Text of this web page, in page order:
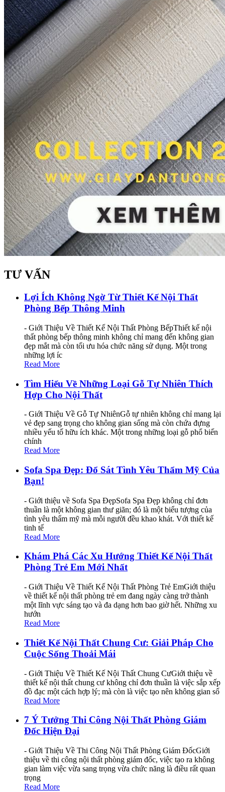
TƯ VẤN
Lợi Ích Không Ngờ Từ Thiết Kế Nội Thất
Phòng Bếp Thông Minh
- Giới Thiệu Về Thiết Kế Nội Thất Phòng BếpThiết kế nội
thất phòng bếp thông minh không chỉ mang đến không gian
đẹp mắt mà còn tối ưu hóa chức năng sử dụng. Một trong
những lợi íc
Read More
Tìm Hiểu Về Những Loại Gỗ Tự Nhiên Thích
Hợp Cho Nội Thất
- Giới Thiệu Về Gỗ Tự NhiênGỗ tự nhiên không chỉ mang lại
vẻ đẹp sang trọng cho không gian sống mà còn chứa đựng
nhiều yếu tố hữu ích khác. Một trong những loại gỗ phổ biến
chính
Read More
Sofa Spa Đẹp: Đổ Sát Tình Yêu Thẩm Mỹ Của
Bạn!
- Giới thiệu về Sofa Spa ĐẹpSofa Spa Đẹp không chỉ đơn
thuần là một không gian thư giãn; đó là một biểu tượng của
tình yêu thẩm mỹ mà mỗi người đều khao khát. Với thiết kế
tinh tế
Read More
Khám Phá Các Xu Hướng Thiết Kế Nội Thất
Phòng Trẻ Em Mới Nhất
- Giới Thiệu Về Thiết Kế Nội Thất Phòng Trẻ EmGiới thiệu
về thiết kế nội thất phòng trẻ em đang ngày càng trở thành
một lĩnh vực sáng tạo và đa dạng hơn bao giờ hết. Những xu
hướn
Read More
Thiết Kế Nội Thất Chung Cư: Giải Pháp Cho
Cuộc Sống Thoải Mái
- Giới Thiệu Về Thiết Kế Nội Thất Chung CưGiới thiệu về
thiết kế nội thất chung cư không chỉ đơn thuần là việc sắp xếp
đồ đạc một cách hợp lý; mà còn là việc tạo nên không gian số
Read More
7 Ý Tưởng Thi Công Nội Thất Phòng Giám
Đốc Hiện Đại
- Giới Thiệu Về Thi Công Nội Thất Phòng Giám ĐốcGiới
thiệu về thi công nội thất phòng giám đốc, việc tạo ra không
gian làm việc vừa sang trọng vừa chức năng là điều rất quan
trọng
Read More